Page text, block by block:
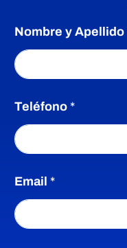
Nombre y Apellido
Teléfono *
Email *